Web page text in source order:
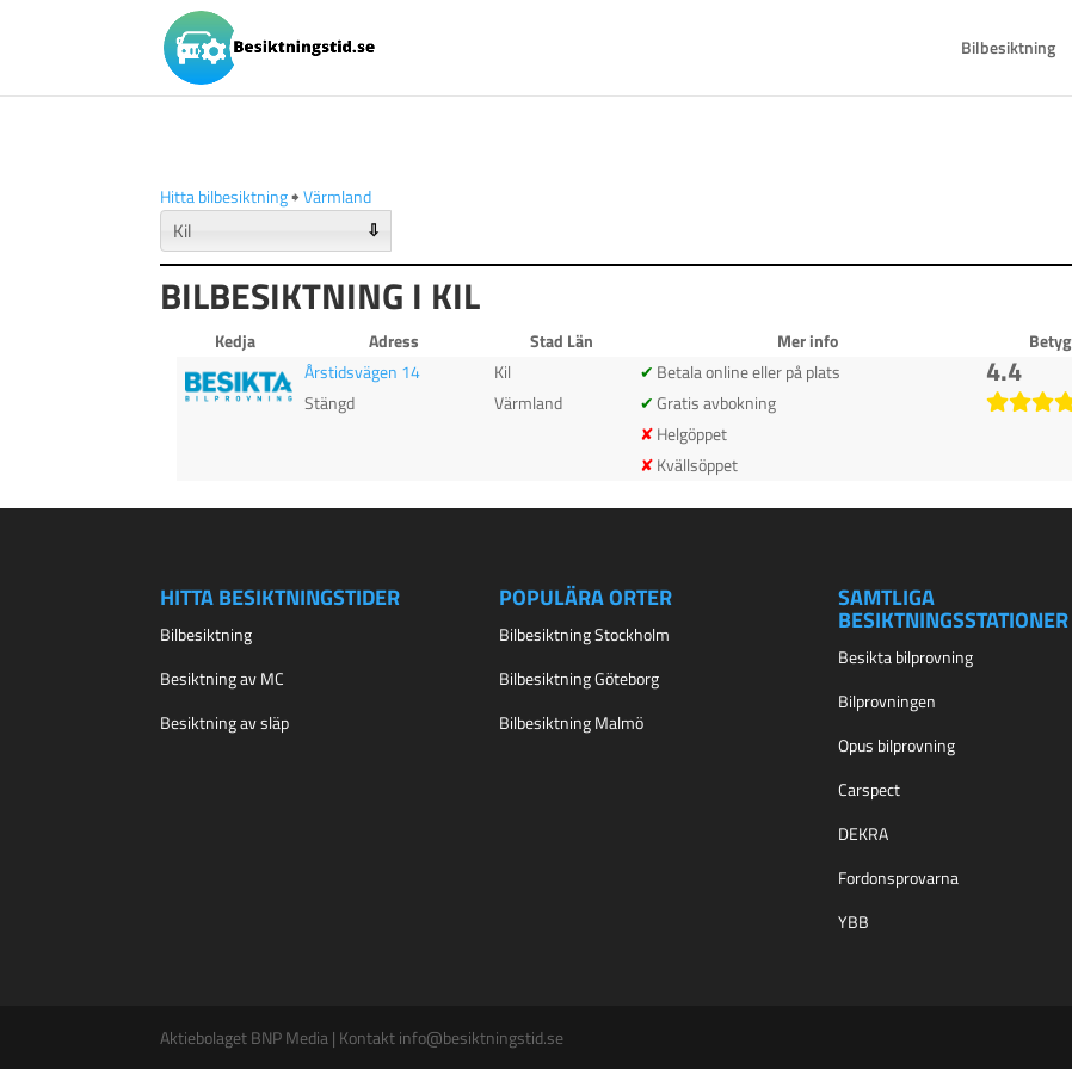
Bilbesiktning
Hitta bilbesiktning🠺Värmland
⇩
BILBESIKTNING I KIL
Kedja Adress Stad Län Mer info Betyg
Årstidsvägen 14
Stängd
Kil
Värmland
Betala online eller på plats
Gratis avbokning
Helgöppet
Kvällsöppet
4.4
HITTA BESIKTNINGSTIDER
Bilbesiktning
Besiktning av MC
Besiktning av släp
POPULÄRA ORTER
Bilbesiktning Stockholm
Bilbesiktning Göteborg
Bilbesiktning Malmö
SAMTLIGA
BESIKTNINGSSTATIONER
Besikta bilprovning
Bilprovningen
Opus bilprovning
Carspect
DEKRA
Fordonsprovarna
YBB
Aktiebolaget BNP Media | Kontakt info@besiktningstid.se